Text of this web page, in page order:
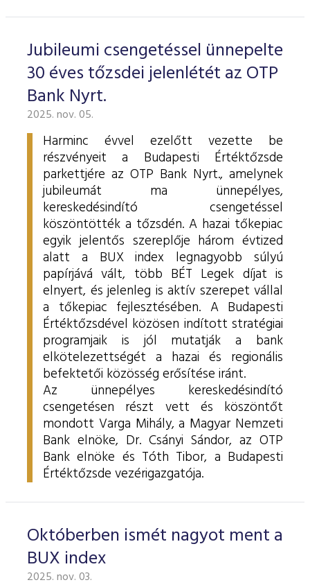
Jubileumi csengetéssel ünnepelte
30 éves tőzsdei jelenlétét az OTP
Bank Nyrt.
2025. nov. 05.
Harminc évvel ezelőtt vezette be
részvényeit a Budapesti Értéktőzsde
parkettjére az OTP Bank Nyrt., amelynek
jubileumát ma ünnepélyes,
kereskedésindító csengetéssel
köszöntötték a tőzsdén. A hazai tőkepiac
egyik jelentős szereplője három évtized
alatt a BUX index legnagyobb súlyú
papírjává vált, több BÉT Legek díjat is
elnyert, és jelenleg is aktív szerepet vállal
a tőkepiac fejlesztésében. A Budapesti
Értéktőzsdével közösen indított stratégiai
programjaik is jól mutatják a bank
elkötelezettségét a hazai és regionális
befektetői közösség erősítése iránt.
Az ünnepélyes kereskedésindító
csengetésen részt vett és köszöntőt
mondott Varga Mihály, a Magyar Nemzeti
Bank elnöke, Dr. Csányi Sándor, az OTP
Bank elnöke és Tóth Tibor, a Budapesti
Értéktőzsde vezérigazgatója.
Októberben ismét nagyot ment a
BUX index
2025. nov. 03.